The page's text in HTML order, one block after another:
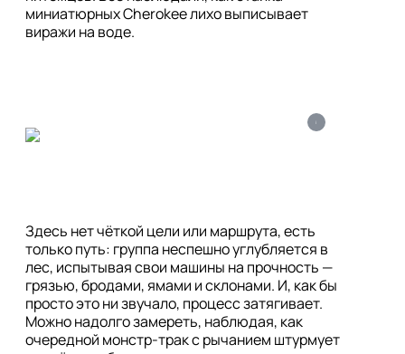
миниатюрных Cherokee лихо выписывает
виражи на воде.
i
Здесь нет чёткой цели или маршрута, есть
только путь: группа неспешно углубляется в
лес, испытывая свои машины на прочность —
грязью, бродами, ямами и склонами. И, как бы
просто это ни звучало, процесс затягивает.
Можно надолго замереть, наблюдая, как
очередной монстр-трак с рычанием штурмует